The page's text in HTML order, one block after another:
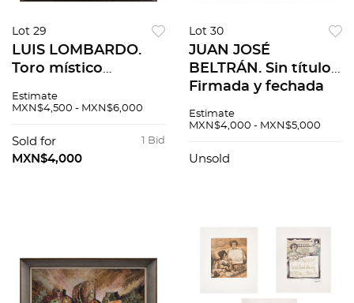
Lot 29
LUIS LOMBARDO.
Toro místico
Óleo sobre papel. 57
Estimate
MXN$4,500 - MXN$6,000
1 Bid
Sold for
MXN$4,000
Lot 30
JUAN JOSÉ
BELTRÁN. Sin título.
Firmada y fechada
papel. 41 x 59 cm
Estimate
MXN$4,000 - MXN$5,000
Unsold